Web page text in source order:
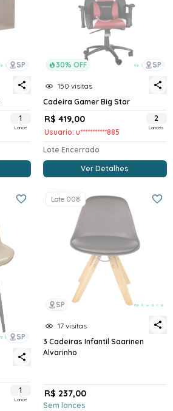
SP
1
Lance
30% OFF SP
150 visitas
Cadeira Gamer Big Star
R$ 419,00
Usuario: u***********885
2
Lances
Lote Encerrado
Ver Detalhes
SP
1
Lance
SP
Lote 008
17 visitas
3 Cadeiras Infantil Saarinen
Alvarinho
R$ 237,00
Sem lances